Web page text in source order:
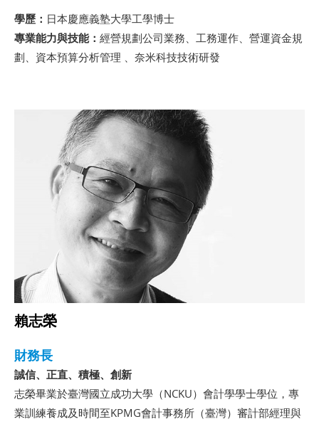
學歷： 日本慶應義塾大學工學博士
專業能力與技能： 經營規劃公司業務、工務運作、營運資金規
劃、資本預算分析管理 、奈米科技技術研發
賴志榮
財務長
誠信、正直、積極、創新
志榮畢業於臺灣國立成功大學（NCKU）會計學學士學位，專
業訓練養成及時間至KPMG會計事務所（臺灣）審計部經理與